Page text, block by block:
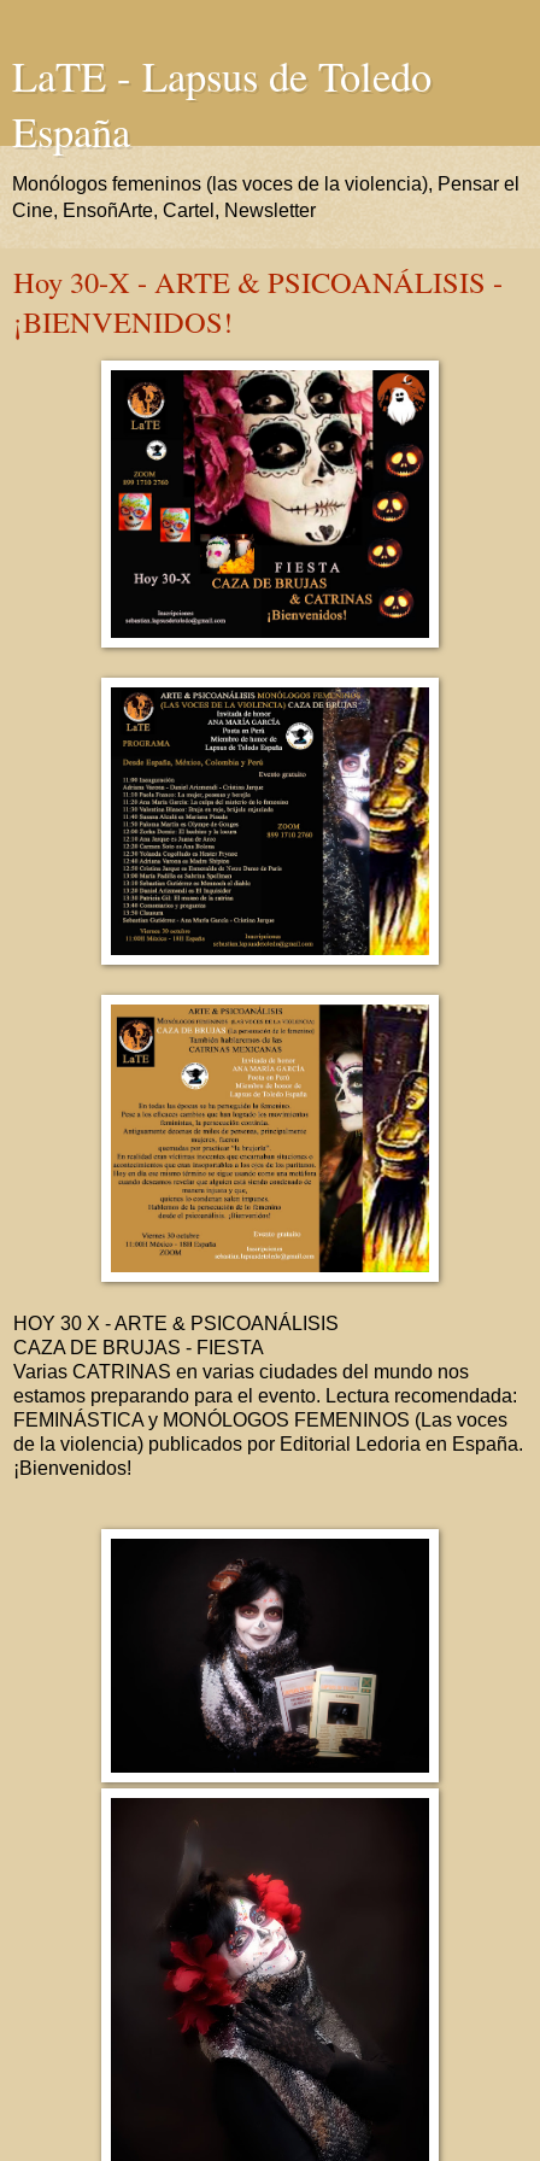
LaTE - Lapsus de Toledo
España
Monólogos femeninos (las voces de la violencia), Pensar el
Cine, EnsoñArte, Cartel, Newsletter
Hoy 30-X - ARTE & PSICOANÁLISIS -
¡BIENVENIDOS!
HOY 30 X - ARTE & PSICOANÁLISIS
CAZA DE BRUJAS - FIESTA
Varias CATRINAS en varias ciudades del mundo nos
estamos preparando para el evento. Lectura recomendada:
FEMINÁSTICA y MONÓLOGOS FEMENINOS (Las voces
de la violencia) publicados por Editorial Ledoria en España.
¡Bienvenidos!